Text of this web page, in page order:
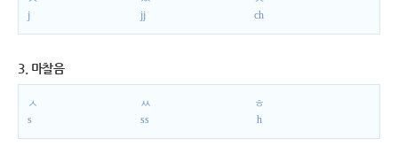
j
jj
ch
3. 마찰음
ㅅ
s
ㅆ
ss
ㅎ
h